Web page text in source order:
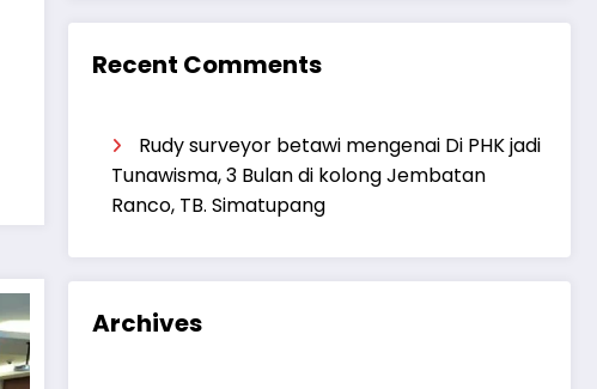
Recent Comments
Rudy surveyor betawi mengenai Di PHK jadi
Tunawisma, 3 Bulan di kolong Jembatan
Ranco, TB. Simatupang
Archives